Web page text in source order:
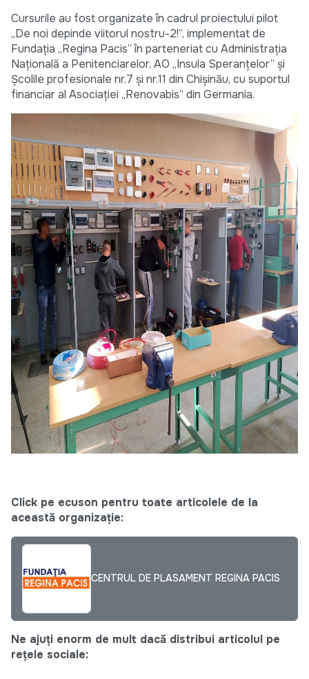
Cursurile au fost organizate în cadrul proiectului pilot
„De noi depinde viitorul nostru-2!”, implementat de
Fundația „Regina Pacis” în parteneriat cu Administrația
Națională a Penitenciarelor, AO „Insula Speranțelor” și
Școlile profesionale nr.7 și nr.11 din Chișinău, cu suportul
financiar al Asociației „Renovabis” din Germania.
Click pe ecuson pentru toate articolele de la
această organizație:
CENTRUL DE PLASAMENT REGINA PACIS
Ne ajuți enorm de mult dacă distribui articolul pe
rețele sociale: